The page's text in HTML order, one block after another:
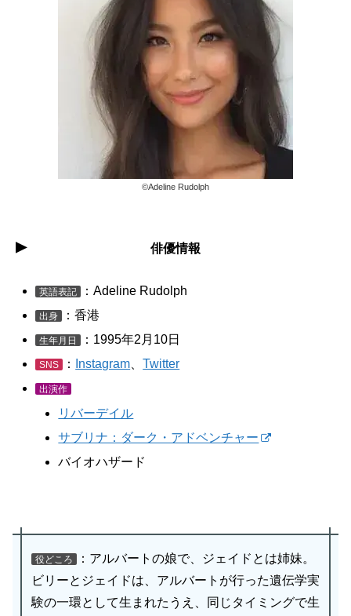
©︎Adeline Rudolph
俳優情報
英語表記 ：Adeline Rudolph
出身 ：香港
生年月日 ：1995年2月10日
SNS ： Instagram 、Twitter
出演作
リバーデイル
サブリナ：ダーク・アドベンチャー
バイオハザード
役どころ
：アルバートの娘で、ジェイドとは姉妹。
ビリーとジェイドは、アルバートが行った遺伝学実
験の一環として生まれたうえ、同じタイミングで生